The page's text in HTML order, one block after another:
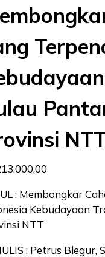
: Membongkar
Kebudayaan
NTT
: Petrus Blegur,